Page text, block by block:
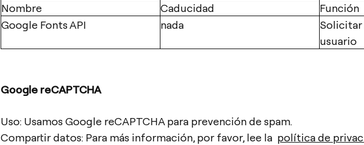
Nombre
Caducidad
Función
Google Fonts API
nada
Solicitar
usuario
Google reCAPTCHA
Uso: Usamos Google reCAPTCHA para prevención de spam.
Compartir datos: Para más información, por favor, lee la política de